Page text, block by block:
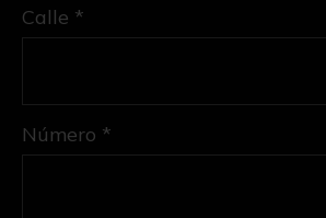
Calle *
Número *